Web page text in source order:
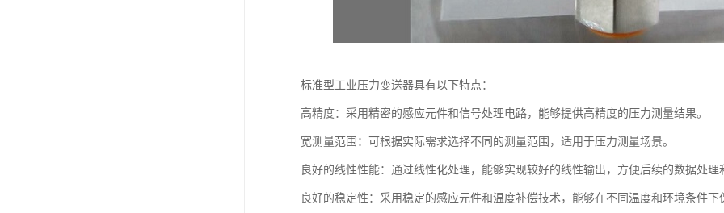
标准型工业压力变送器具有以下特点：
高精度：采用精密的感应元件和信号处理电路，能够提供高精度的压力测量结果。
宽测量范围：可根据实际需求选择不同的测量范围，适用于压力测量场景。
良好的线性性能：通过线性化处理，能够实现较好的线性输出，方便后续的数据处理
良好的稳定性：采用稳定的感应元件和温度补偿技术，能够在不同温度和环境条件